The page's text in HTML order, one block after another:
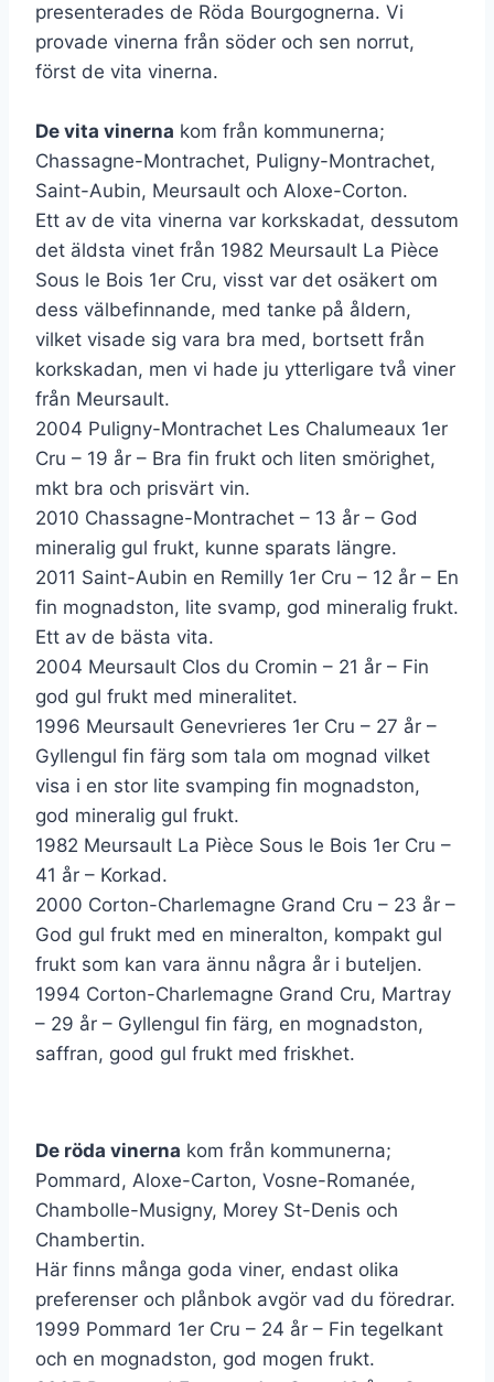
presenterades de Röda Bourgognerna. Vi
provade vinerna från söder och sen norrut,
först de vita vinerna.
De vita vinerna kom från kommunerna;
Chassagne-Montrachet, Puligny-Montrachet,
Saint-Aubin, Meursault och Aloxe-Corton.
Ett av de vita vinerna var korkskadat, dessutom
det äldsta vinet från 1982 Meursault La Pièce
Sous le Bois 1er Cru, visst var det osäkert om
dess välbefinnande, med tanke på åldern,
vilket visade sig vara bra med, bortsett från
korkskadan, men vi hade ju ytterligare två viner
från Meursault.
2004 Puligny-Montrachet Les Chalumeaux 1er
Cru – 19 år – Bra fin frukt och liten smörighet,
mkt bra och prisvärt vin.
2010 Chassagne-Montrachet – 13 år – God
mineralig gul frukt, kunne sparats längre.
2011 Saint-Aubin en Remilly 1er Cru – 12 år – En
fin mognadston, lite svamp, god mineralig frukt.
Ett av de bästa vita.
2004 Meursault Clos du Cromin – 21 år – Fin
god gul frukt med mineralitet.
1996 Meursault Genevrieres 1er Cru – 27 år –
Gyllengul fin färg som tala om mognad vilket
visa i en stor lite svamping fin mognadston,
god mineralig gul frukt.
1982 Meursault La Pièce Sous le Bois 1er Cru –
41 år – Korkad.
2000 Corton-Charlemagne Grand Cru – 23 år –
God gul frukt med en mineralton, kompakt gul
frukt som kan vara ännu några år i buteljen.
1994 Corton-Charlemagne Grand Cru, Martray
– 29 år – Gyllengul fin färg, en mognadston,
saffran, good gul frukt med friskhet.
De röda vinerna kom från kommunerna;
Pommard, Aloxe-Carton, Vosne-Romanée,
Chambolle-Musigny, Morey St-Denis och
Chambertin.
Här finns många goda viner, endast olika
preferenser och plånbok avgör vad du föredrar.
1999 Pommard 1er Cru – 24 år – Fin tegelkant
och en mognadston, god mogen frukt.